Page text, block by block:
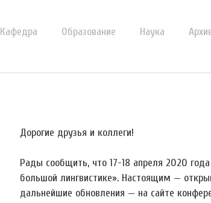
Кафедра Образование Наука
Дорогие друзья и коллеги!
Рады сообщить, что 17-18 апреля 2020
большой лингвистике». Настоящим —
дальнейшие обновления — на сайте